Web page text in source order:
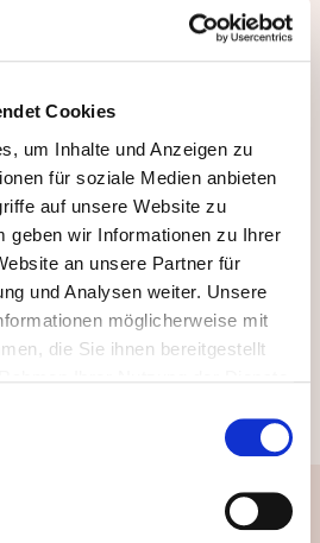
Cookies
um Inhalte und Anzeigen zu
für soziale Medien anbieten
auf unsere Website zu
geben wir Informationen zu Ihrer
an unsere Partner für
und Analysen weiter. Unsere
möglicherweise mit
die Sie ihnen bereitgestellt
Abs. 1 DSGVO ein, dass auch
Daten durch lokale
faire und transparente
Folge zu diesem